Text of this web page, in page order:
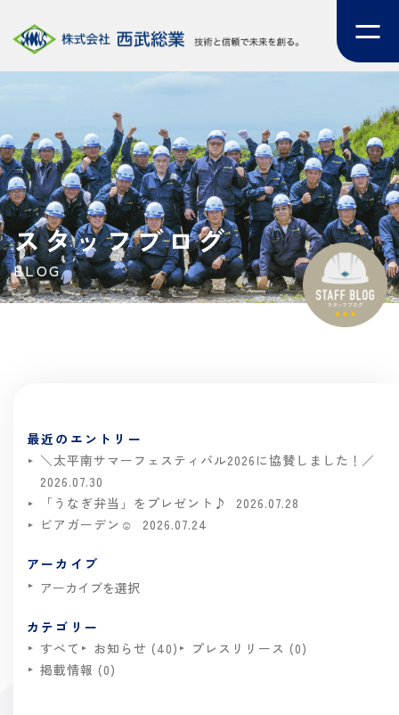
スタッフブログ
BLOG
最近のエントリー
＼太平南サマーフェスティバル2026に協賛しました！／
2026.07.30
「うなぎ弁当」をプレゼント♪
2026.07.28
ビアガーデン☺
2026.07.24
アーカイブ
カテゴリー
すべて
お知らせ (40)
プレスリリース (0)
掲載情報 (0)